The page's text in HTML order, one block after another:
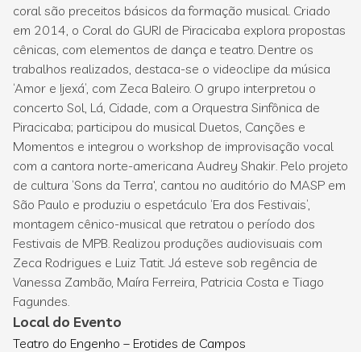
coral são preceitos básicos da formação musical. Criado
em 2014, o Coral do GURI de Piracicaba explora propostas
cênicas, com elementos de dança e teatro. Dentre os
trabalhos realizados, destaca-se o videoclipe da música
‘Amor e Ijexá’, com Zeca Baleiro. O grupo interpretou o
concerto Sol, Lá, Cidade, com a Orquestra Sinfônica de
Piracicaba; participou do musical Duetos, Canções e
Momentos e integrou o workshop de improvisação vocal
com a cantora norte-americana Audrey Shakir. Pelo projeto
de cultura ‘Sons da Terra', cantou no auditório do MASP em
São Paulo e produziu o espetáculo ‘Era dos Festivais’,
montagem cênico-musical que retratou o período dos
Festivais de MPB. Realizou produções audiovisuais com
Zeca Rodrigues e Luiz Tatit. Já esteve sob regência de
Vanessa Zambão, Maíra Ferreira, Patricia Costa e Tiago
Fagundes.
Local do Evento
Teatro do Engenho – Erotides de Campos